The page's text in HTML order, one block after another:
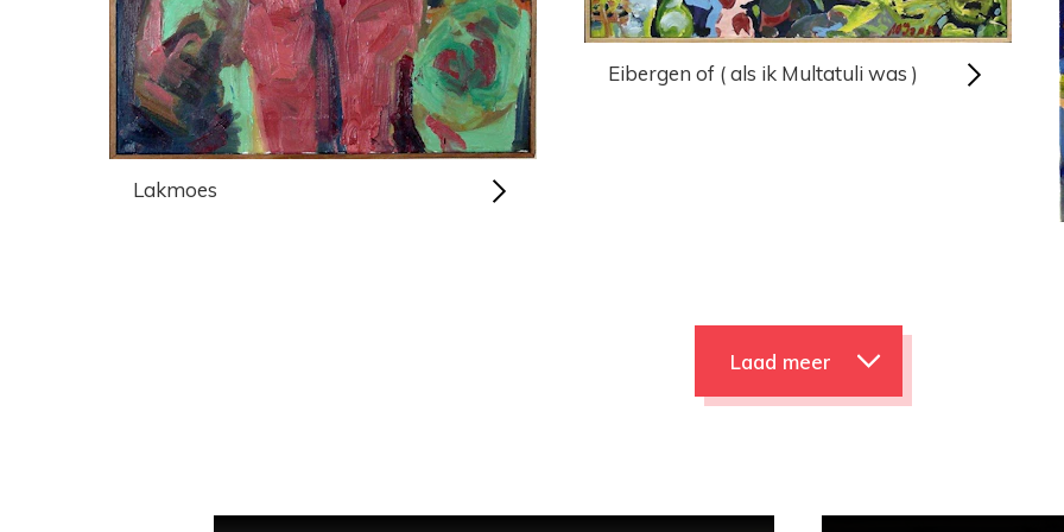
Lakmoes
Eibergen of ( als ik Multatuli was )
Laad meer